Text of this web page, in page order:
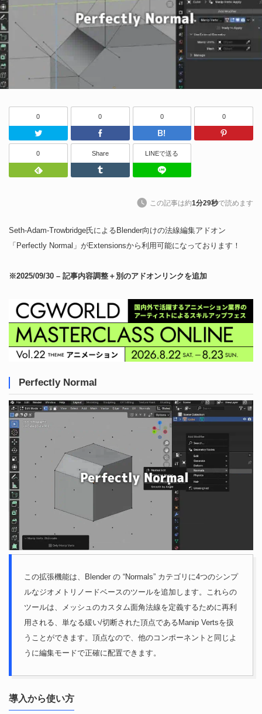
0
Twitter
0
Facebook
0
はてなブッ
0
0
Feedly
Share
Tumblr
LINEで送る
この記事は約1分29秒で読めます
Seth-Adam-Trowbridge氏によるBlender向けの法線編集アドオン
「Perfectly Normal」がExtensionsから利用可能になっております！
※2025/09/30 – 記事内容調整＋別のアドオンリンクを追加
Perfectly Normal
この拡張機能は、Blender の “Normals” カテゴリに4つのシンプ
ルなジオメトリノードベースのツールを追加します。これらの
ツールは、メッシュのカスタム面角法線を定義するために再利
用される、単なる緩い/切断された頂点であるManip Vertsを扱
うことができます。頂点なので、他のコンポーネントと同じよ
うに編集モードで正確に配置できます。
導入から使い方